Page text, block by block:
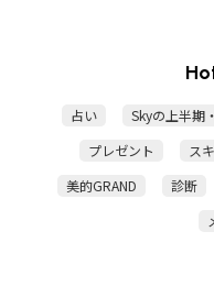
占い Skyの上半期
プレゼント
ス
美的GRAND
診断